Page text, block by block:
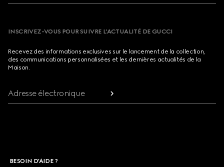
INSCRIVEZ-VOUS POUR SUIVRE L’ACTUALITÉ DE GUCCI
Recevez des informations exclusives sur le lancement de la collection,
des communications personnalisées et les dernières actualités de la
Maison.
Adresse électronique
BESOIN D'AIDE ?